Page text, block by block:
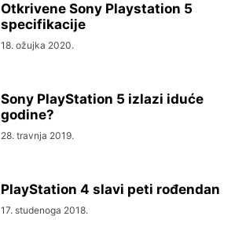
Otkrivene Sony Playstation 5
specifikacije
18. ožujka 2020.
Sony PlayStation 5 izlazi iduće
godine?
28. travnja 2019.
PlayStation 4 slavi peti rođendan
17. studenoga 2018.